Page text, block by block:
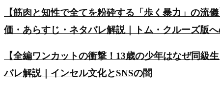
【筋肉と知性で全てを粉砕する「歩く暴力」の流
価・あらすじ・ネタバレ解説｜トム・クルーズ版
【全編ワンカットの衝撃！13歳の少年はなぜ同級
バレ解説｜インセル文化とSNSの闇